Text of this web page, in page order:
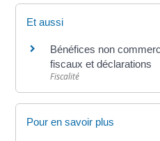
Et aussi
Bénéfices non
fiscaux et déclarations
Fiscalité
Pour en savoir plus